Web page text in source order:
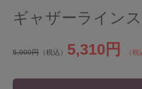
ギャザーライン
5,900円 （税込） 5,310円 （税